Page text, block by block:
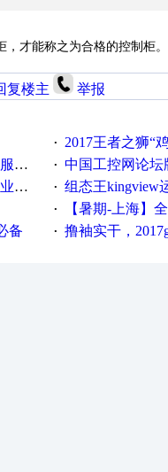
才能称之为合格的控制柜。
复楼主 举报
· 2017王者之狮“鸡”情签到
？ · 中国工控网论坛版
！ · 组态王kingview
· 【暑期-上海】全国工业
备 · 撸袖实干，2017gongkong®第